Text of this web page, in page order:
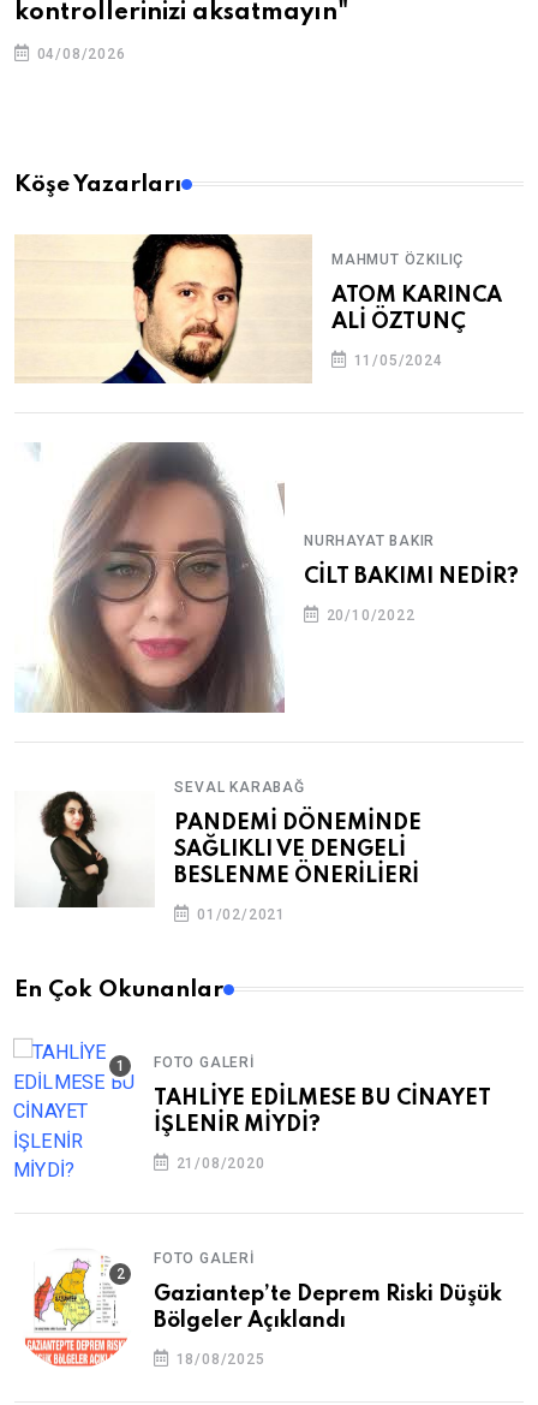
kontrollerinizi aksatmayın"
04/08/2026
Köşe Yazarları
MAHMUT ÖZKILIÇ
ATOM KARINCA
ALİ ÖZTUNÇ
11/05/2024
NURHAYAT BAKIR
CİLT BAKIMI NEDİR?
20/10/2022
SEVAL KARABAĞ
PANDEMİ DÖNEMİNDE
SAĞLIKLI VE DENGELİ
BESLENME ÖNERİLİERİ
01/02/2021
En Çok Okunanlar
FOTO GALERI
TAHLİYE EDİLMESE BU CİNAYET
İŞLENİR MİYDİ?
21/08/2020
FOTO GALERI
Gaziantep’te Deprem Riski Düşük
Bölgeler Açıklandı
18/08/2025